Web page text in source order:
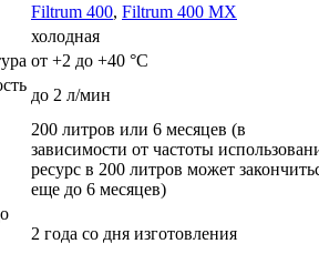
Filtrum 400, Filtrum 400 MX
холодная
от +2 до +40 °C
до 2 л/мин
200 литров или 6 месяцев (в
зависимости от частоты
ресурс в 200 литров может
еще до 6 месяцев)
2 года со дня изготовления